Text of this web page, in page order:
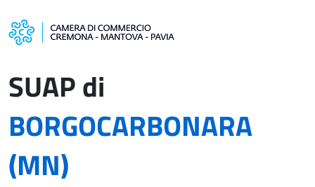
SUAP di
BORGOCARBONARA
(MN)